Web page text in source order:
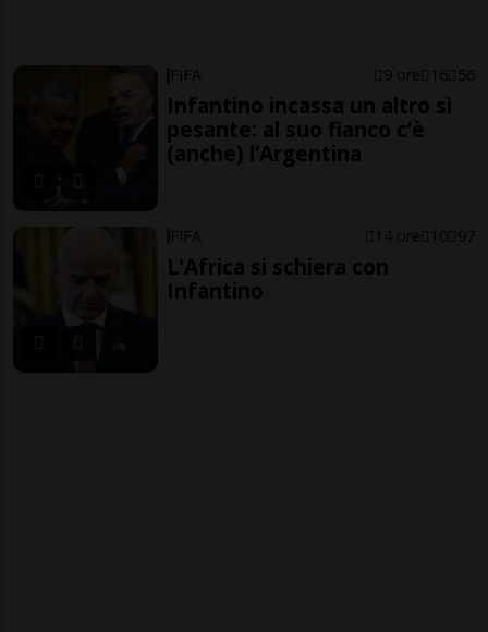
FIFA 9 ore 16 56
Infantino incassa un altro sì
pesante: al suo fianco c’è
(anche) l’Argentina
FIFA 14 ore 10 97
L'Africa si schiera con
Infantino